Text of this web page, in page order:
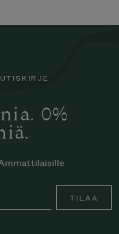
0%
TILAA